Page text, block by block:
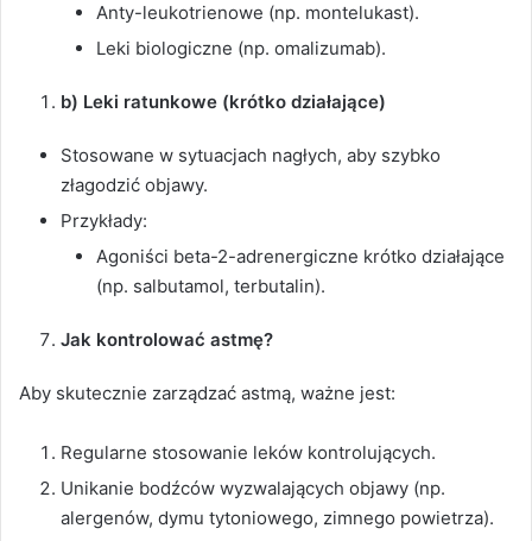
Anty-leukotrienowe (np. montelukast).
Leki biologiczne (np. omalizumab).
b) Leki ratunkowe (krótko działające)
Stosowane w sytuacjach nagłych, aby szybko
złagodzić objawy.
Przykłady:
Agoniści beta-2-adrenergiczne krótko działające
(np. salbutamol, terbutalin).
Jak kontrolować astmę?
Aby skutecznie zarządzać astmą, ważne jest:
Regularne stosowanie leków kontrolujących.
Unikanie bodźców wyzwalających objawy (np.
alergenów, dymu tytoniowego, zimnego powietrza).